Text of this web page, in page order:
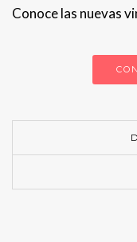
Conoce las nuevas